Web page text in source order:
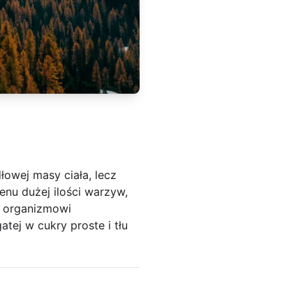
masy ciała, lecz
dużej ilości warzyw,
w cukry proste i tłu